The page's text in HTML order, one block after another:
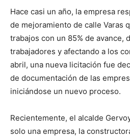
Hace casi un año, la empresa
de mejoramiento de calle Varas
trabajos con un 85% de avance,
trabajadores y afectando a los
abril, una nueva licitación fue
de documentación de las
iniciándose un nuevo proceso.
Recientemente, el alcalde
solo una empresa, la